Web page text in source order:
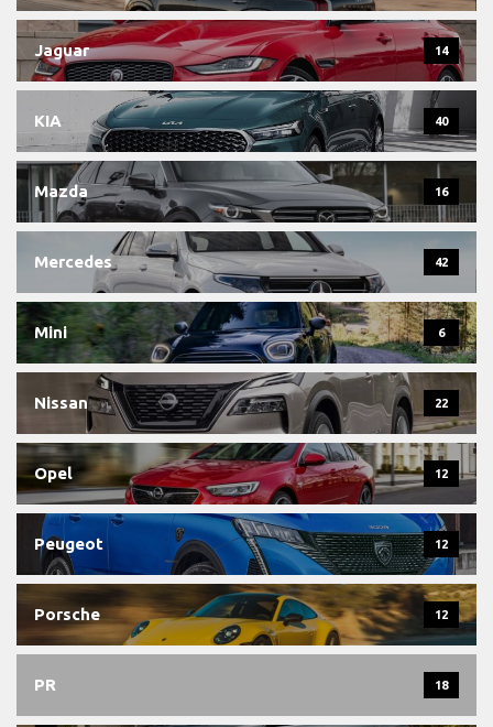
Jaguar 14
KIA 40
Mazda 16
Mercedes 42
Mini 6
Nissan 22
Opel 12
Peugeot 12
Porsche 12
PR 18